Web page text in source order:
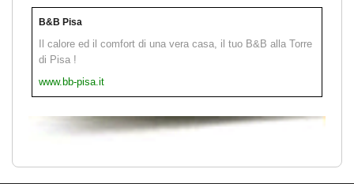
B&B Pisa
Il calore ed il comfort di una vera casa, il tuo B&B alla Torre
di Pisa !
www.bb-pisa.it